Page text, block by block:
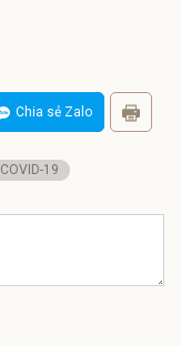
Chia sẻ Zalo
COVID-19